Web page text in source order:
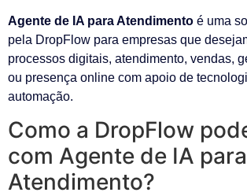
Agente de IA para Atendimento é uma
pela DropFlow para empresas que
processos digitais, atendimento, vendas,
ou presença online com apoio de
automação.
Como a DropFlow
com Agente de IA para
Atendimento?